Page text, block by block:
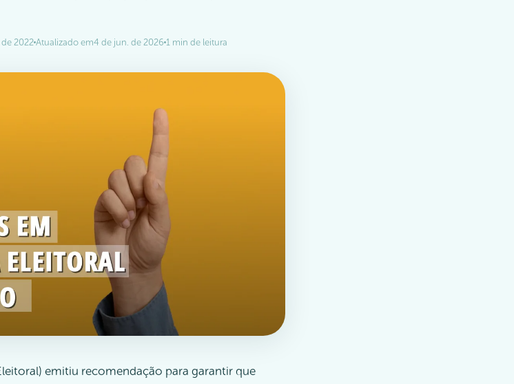
2022 Atualizado em4 de jun. de 2026 1 min de leitura
emitiu recomendação para garantir que